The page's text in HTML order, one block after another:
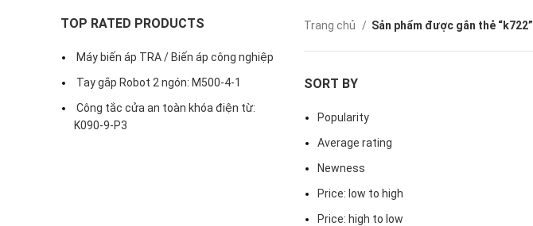
TOP RATED PRODUCTS
Máy biến áp TRA / Biến áp công nghiệp
Tay gắp Robot 2 ngón: M500-4-1
Công tắc cửa an toàn khóa điện từ:
K090-9-P3
Trang chủ Sản phẩm được gắn thẻ “k722”
SORT BY
Popularity
Average rating
Newness
Price: low to high
Price: high to low